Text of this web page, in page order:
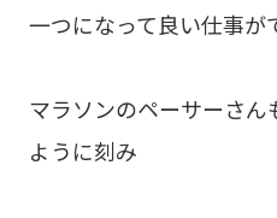
一つになって良い仕事が
マラソンのペーサーさ
ように刻み